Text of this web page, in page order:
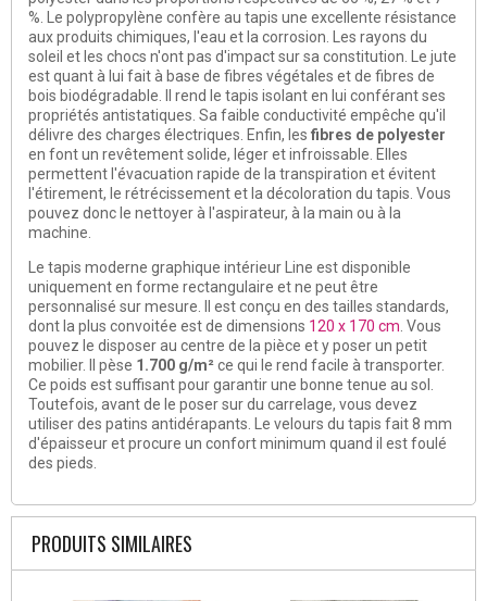
%. Le polypropylène confère au tapis une excellente résistance
aux produits chimiques, l'eau et la corrosion. Les rayons du
soleil et les chocs n'ont pas d'impact sur sa constitution. Le jute
est quant à lui fait à base de fibres végétales et de fibres de
bois biodégradable. Il rend le tapis isolant en lui conférant ses
propriétés antistatiques. Sa faible conductivité empêche qu'il
délivre des charges électriques. Enfin, les fibres de polyester
en font un revêtement solide, léger et infroissable. Elles
permettent l'évacuation rapide de la transpiration et évitent
l'étirement, le rétrécissement et la décoloration du tapis. Vous
pouvez donc le nettoyer à l'aspirateur, à la main ou à la
machine.
Le tapis moderne graphique intérieur Line est disponible
uniquement en forme rectangulaire et ne peut être
personnalisé sur mesure. Il est conçu en des tailles standards,
dont la plus convoitée est de dimensions 120 x 170 cm . Vous
pouvez le disposer au centre de la pièce et y poser un petit
mobilier. Il pèse 1.700 g/m²ce qui le rend facile à transporter.
Ce poids est suffisant pour garantir une bonne tenue au sol.
Toutefois, avant de le poser sur du carrelage, vous devez
utiliser des patins antidérapants. Le velours du tapis fait 8 mm
d'épaisseur et procure un confort minimum quand il est foulé
des pieds.
PRODUITS SIMILAIRES